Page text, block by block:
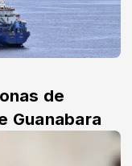
de
Guanabara